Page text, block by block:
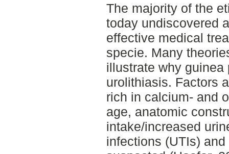
The majority of the
today undiscovered
effective medical
specie. Many
illustrate why
urolithiasis. Factors
rich in calcium- and
age, anatomic
intake/increased
infections (UTIs)